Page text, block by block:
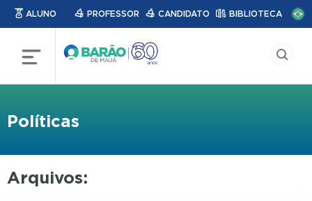
ALUNO PROFESSOR CANDIDATO BIBLIOTECA
Políticas
Arquivos: